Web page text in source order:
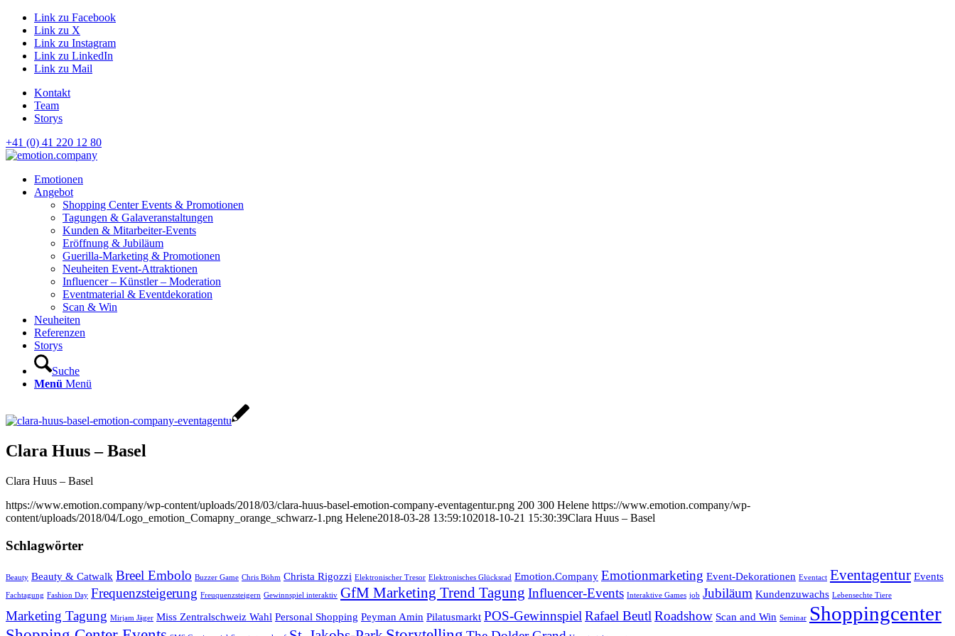
Link zu Facebook
Link zu X
Link zu Instagram
Link zu LinkedIn
Link zu Mail
Kontakt
Team
Storys
+41 (0) 41 220 12 80
Hauptnavigation
Emotionen
Angebot
Shopping Center Events & Promotionen
Tagungen & Galaveranstaltungen
Kunden & Mitarbeiter-Events
Eröffnung & Jubiläum
Guerilla-Marketing & Promotionen
Neuheiten Event-Attraktionen
Influencer – Künstler – Moderation
Eventmaterial & Eventdekoration
Scan & Win
Neuheiten
Referenzen
Storys
Suche
Menü Menü
Clara Huus – Basel
Clara Huus – Basel
https://www.emotion.company/wp-content/uploads/2018/03/clara-huus-basel-emotion-company-eventagentur.png 200 300 Helene https://www.emotion.company/wp-
content/uploads/2018/04/Logo_emotion_Comapny_orange_schwarz-1.png Helene2018-03-28 13:59:102018-10-21 15:30:39Clara Huus – Basel
Schlagwörter
Beauty Beauty & Catwalk Breel Embolo Buzzer Game Chris Böhm Christa Rigozzi Elektronischer Tresor Elektronisches Glücksrad Emotion.Company Emotionmarketing Event-Dekorationen Eventact Eventagentur Events
Fachtagung Fashion Day Frequenzsteigerung Freuquenzsteigern Gewinnspiel interaktiv GfM Marketing Trend Tagung Influencer-Events Interaktive Games job Jubiläum Kundenzuwachs Lebensechte Tiere
Marketing Tagung Mirjam Jäger Miss Zentralschweiz Wahl Personal Shopping Peyman Amin Pilatusmarkt POS-GewinnspielRafael BeutlRoadshow Scan and Win Seminar Shoppingcenter